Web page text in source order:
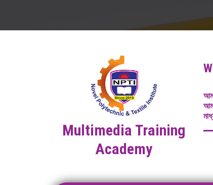
Multimedia Training
Academy